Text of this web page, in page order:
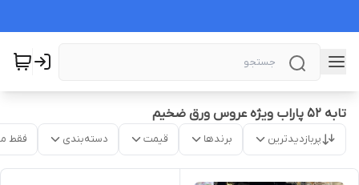
تابه ۵۲ پاراب ویژه عروس ورق ضخیم
پربازدیدترین برندها قیمت دسته‌بندی فقط